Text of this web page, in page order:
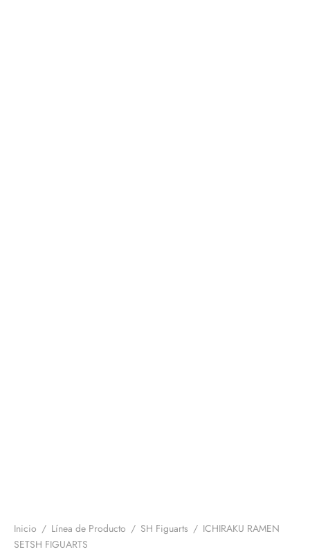
Inicio / Línea de Producto / SH Figuarts / ICHIRAKU RAMEN
SETSH FIGUARTS